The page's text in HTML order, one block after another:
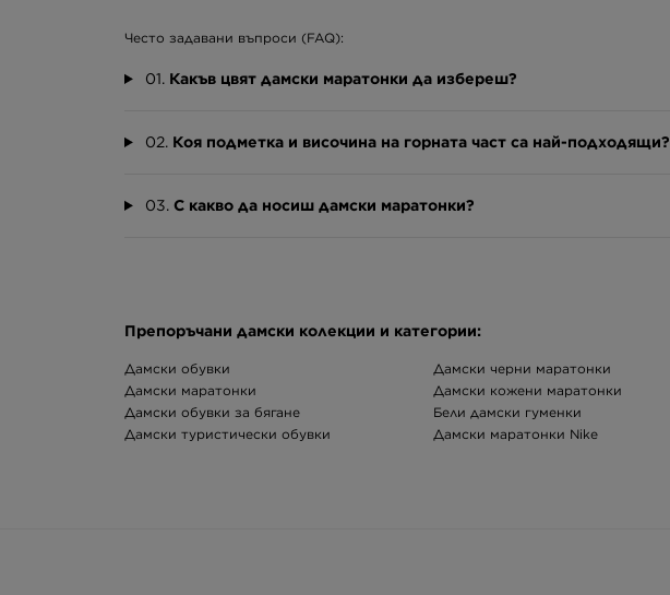
Често задавани въпроси (FAQ):
01. Какъв цвят дамски маратонки да избереш?
02. Коя подметка и височина на горната част са най-подходящи?
03. С какво да носиш дамски маратонки?
Препоръчани дамски колекции и категории:
Дамски обувки
Дамски маратонки
Дамски обувки за бягане
Дамски туристически обувки
Дамски черни маратонки
Дамски кожени маратонки
Бели дамски гуменки
Дамски маратонки Nike